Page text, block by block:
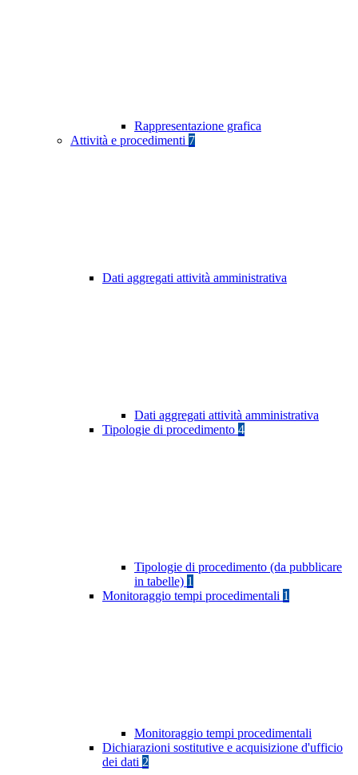
Rappresentazione grafica
Attività e procedimenti 7
Dati aggregati attività amministrativa
Dati aggregati attività amministrativa
Tipologie di procedimento 4
Tipologie di procedimento (da pubblicare
in tabelle) 1
Monitoraggio tempi procedimentali 1
Monitoraggio tempi procedimentali
Dichiarazioni sostitutive e acquisizione d'ufficio
dei dati 2